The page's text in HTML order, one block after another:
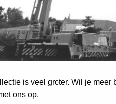
is veel groter. Wil je meer
ons op.